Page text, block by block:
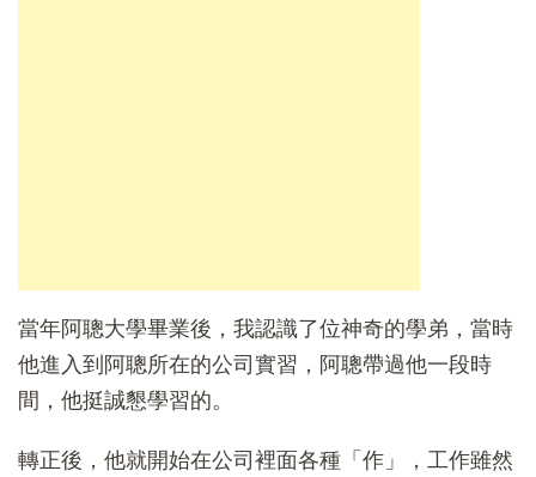
當年阿聰大學畢業後，我認識了位神奇的學弟，當時
他進入到阿聰所在的公司實習，阿聰帶過他一段時
間，他挺誠懇學習的。
轉正後，他就開始在公司裡面各種「作」，工作雖然